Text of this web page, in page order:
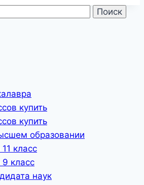
купить
купить
образовании
класс
9 класс
наук